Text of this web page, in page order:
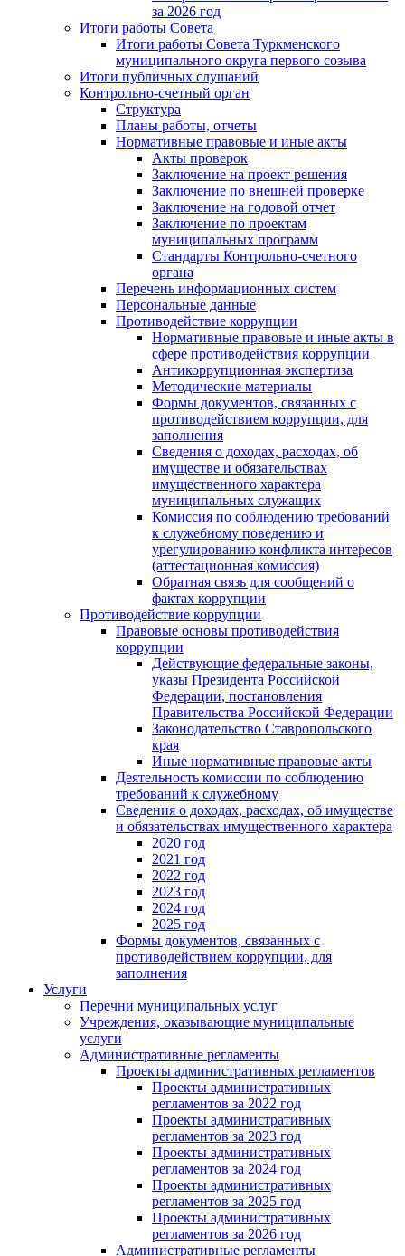
за 2026 год
Итоги работы Совета
Итоги работы Совета Туркменского
муниципального округа первого созыва
Итоги публичных слушаний
Контрольно-счетный орган
Структура
Планы работы, отчеты
Нормативные правовые и иные акты
Акты проверок
Заключение на проект решения
Заключение по внешней проверке
Заключение на годовой отчет
Заключение по проектам
муниципальных программ
Стандарты Контрольно-счетного
органа
Перечень информационных систем
Персональные данные
Противодействие коррупции
Нормативные правовые и иные акты в
сфере противодействия коррупции
Антикоррупционная экспертиза
Методические материалы
Формы документов, связанных с
противодействием коррупции, для
заполнения
Сведения о доходах, расходах, об
имуществе и обязательствах
имущественного характера
муниципальных служащих
Комиссия по соблюдению требований
к служебному поведению и
урегулированию конфликта интересов
(аттестационная комиссия)
Обратная связь для сообщений о
фактах коррупции
Противодействие коррупции
Правовые основы противодействия
коррупции
Действующие федеральные законы,
указы Президента Российской
Федерации, постановления
Правительства Российской Федерации
Законодательство Ставропольского
края
Иные нормативные правовые акты
Деятельность комиссии по соблюдению
требований к служебному
Сведения о доходах, расходах, об имуществе
и обязательствах имущественного характера
2020 год
2021 год
2022 год
2023 год
2024 год
2025 год
Формы документов, связанных с
противодействием коррупции, для
заполнения
Услуги
Перечни муниципальных услуг
Учреждения, оказывающие муниципальные
услуги
Административные регламенты
Проекты административных регламентов
Проекты административных
регламентов за 2022 год
Проекты административных
регламентов за 2023 год
Проекты административных
регламентов за 2024 год
Проекты административных
регламентов за 2025 год
Проекты административных
регламентов за 2026 год
Административные регламенты